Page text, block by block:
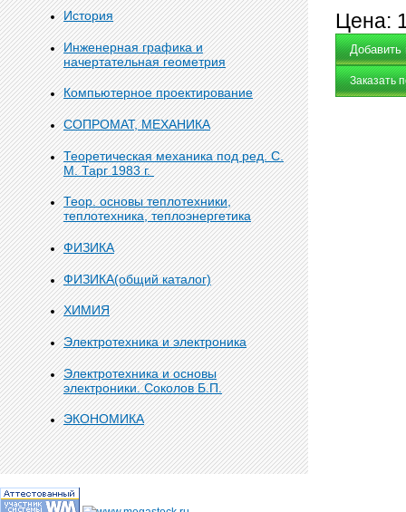
История
Инженерная графика и
начертательная геометрия
Компьютерное проектирование
СОПРОМАТ, МЕХАНИКА
Теоретическая механика под ред. С.
М. Тарг 1983 г.
Теор. основы теплотехники,
теплотехника, теплоэнергетика
ФИЗИКА
ФИЗИКА(общий каталог)
ХИМИЯ
Электротехника и электроника
Электротехника и основы
электроники. Соколов Б.П.
ЭКОНОМИКА
Цена:
Заказать